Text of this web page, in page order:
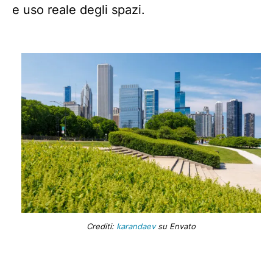
e uso reale degli spazi.
Crediti: karandaevsu Envato